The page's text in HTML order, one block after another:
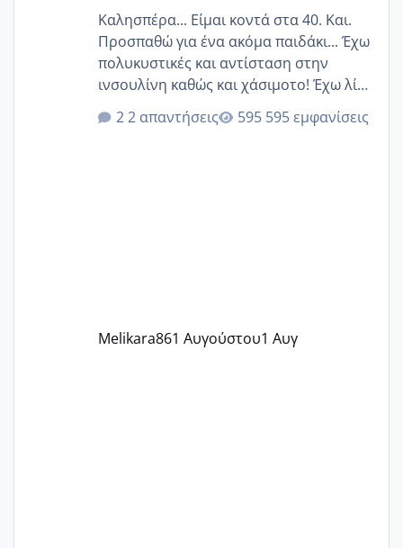
Καλησπέρα... Είμαι κοντά στα 40. Και.
Προσπαθώ για ένα ακόμα παιδάκι... Έχω
πολυκυστικές και αντίσταση στην
ινσουλίνη καθώς και χάσιμοτο! Έχω λίγα
κιλά παραπάνω και όσο κ αν προσπαθώ
δεν χάνω εύκολα! Προσπαθώ για ακόμη
2 απαντήσεις 595 εμφανίσεις
Melikara861 Αυγούστου1 Αυγ